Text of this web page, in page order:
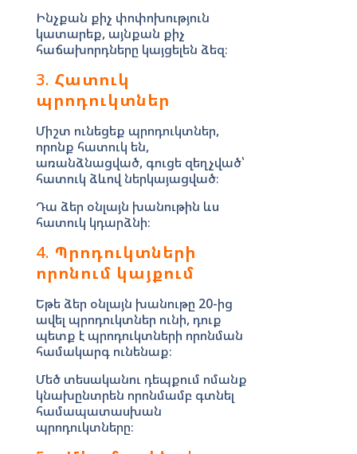
Ինչքան քիչ փոփոխություն
կատարեք, այնքան քիչ
հաճախորդները կայցելեն ձեզ։
3.Հատուկ
պրոդուկտներ
Միշտ ունեցեք պրոդուկտներ,
որոնք հատուկ են,
առանձնացված, գուցե զեղչված՝
հատուկ ձևով ներկայացված։
Դա ձեր օնլայն խանութին ևս
հատուկ կդարձնի։
4. Պրոդուկտների
որոնում կայքում
Եթե ձեր օնլայն խանութը 20-ից
ավել պրոդուկտներ ունի, դուք
պետք է պրոդուկտների որոնման
համակարգ ունենաք։
Մեծ տեսականու դեպքում ոմանք
կնախընտրեն որոնմամբ գտնել
համապատասխան
պրոդուկտները։